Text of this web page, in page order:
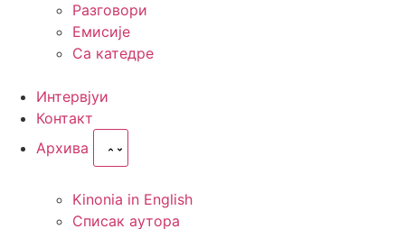
Разговори
Емисије
Са катедре
Интервјуи
Контакт
Архива
Kinonia in English
Списак аутора